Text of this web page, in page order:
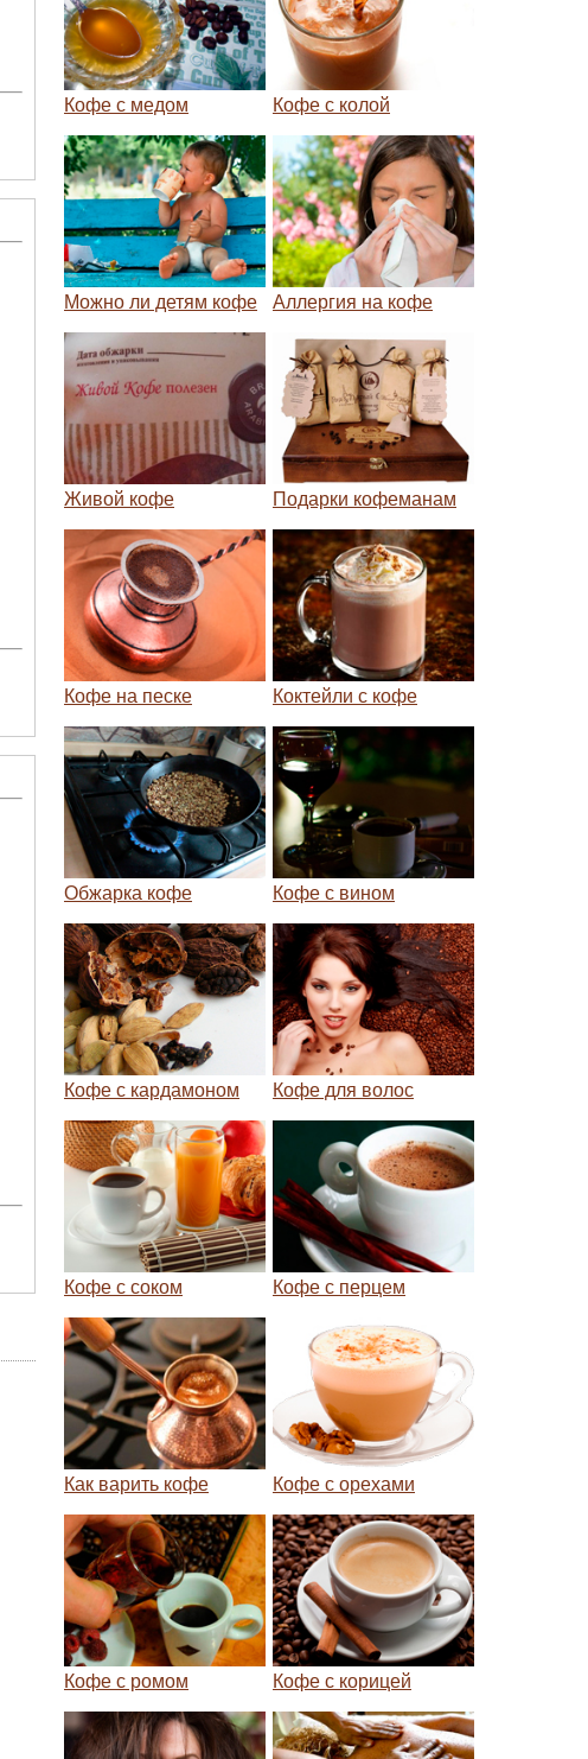
Кофе с медом Кофе с колой
Можно ли детям кофе Аллергия на кофе
Живой кофе Подарки кофеманам
Кофе на песке Коктейли с кофе
Обжарка кофе Кофе с вином
Кофе с кардамоном Кофе для волос
Кофе с соком Кофе с перцем
Как варить кофе Кофе с орехами
Кофе с ромом Кофе с корицей